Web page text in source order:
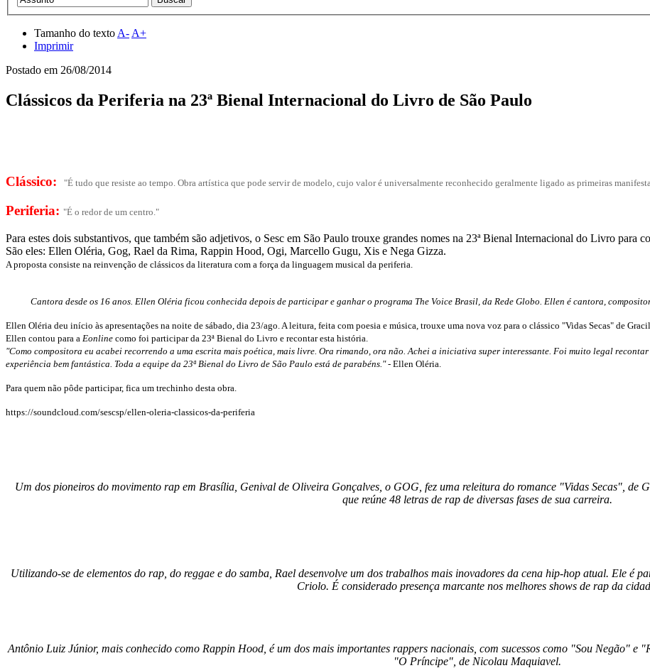
Tamanho do texto A- A+
Imprimir
Postado em 26/08/2014
Clássicos da Periferia na 23ª Bienal Internacional do Livro de São Paulo
Clássico: "É tudo que resiste ao tempo. Obra artística que pode servir de modelo, cujo valor é universalmente reconhecido geralmente ligado as primeiras
Periferia: "É o redor de um centro."
Para estes dois substantivos, que também são adjetivos, o Sesc em São Paulo trouxe grandes nomes na 23ª Bienal Internacional do Livro para
São eles: Ellen Oléria, Gog, Rael da Rima, Rappin Hood, Ogi, Marcello Gugu, Xis e Nega Gizza.
A proposta consiste na reinvenção de clássicos da literatura com a força da linguagem musical da periferia.
Cantora desde os 16 anos. Ellen Oléria ficou conhecida depois de participar e ganhar o programa The Voice Brasil, da Rede Globo. Ellen é cantora,
Ellen Oléria deu início às apresentações na noite de sábado, dia 23/ago. A leitura, feita com poesia e música, trouxe uma nova voz para o clássico "Vidas Secas" de
Ellen contou para a Eonline como foi participar da 23ª Bienal do Livro e recontar esta história.
"Como compositora eu acabei recorrendo a uma escrita mais poética, mais livre. Ora rimando, ora não. Achei a iniciativa super interessante. Foi muito legal
experiência bem fantástica. Toda a equipe da 23ª Bienal do Livro de São Paulo está de parabéns."- Ellen Oléria.
Para quem não pôde participar, fica um trechinho desta obra.
https://soundcloud.com/sescsp/ellen-oleria-classicos-da-periferia
Um dos pioneiros do movimento rap em Brasília, Genival de Oliveira Gonçalves, o GOG, fez uma releitura do romance "Vidas Secas",
que reúne 48 letras de rap de diversas fases de sua carreira.
Utilizando-se de elementos do rap, do reggae e do samba, Rael desenvolve um dos trabalhos mais inovadores da cena hip-hop atual. Ele é
Criolo. É considerado presença marcante nos melhores shows de rap da
Antônio Luiz Júnior, mais conhecido como Rappin Hood, é um dos mais importantes rappers nacionais, com sucessos como "Sou Negão" e
"O Príncipe", de Nicolau Maquiavel.